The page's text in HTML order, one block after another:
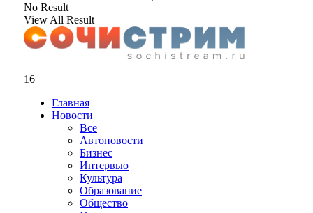
No Result
View All Result
16+
Главная
Новости
Все
Автоновости
Бизнес
Интервью
Культура
Образование
Общество